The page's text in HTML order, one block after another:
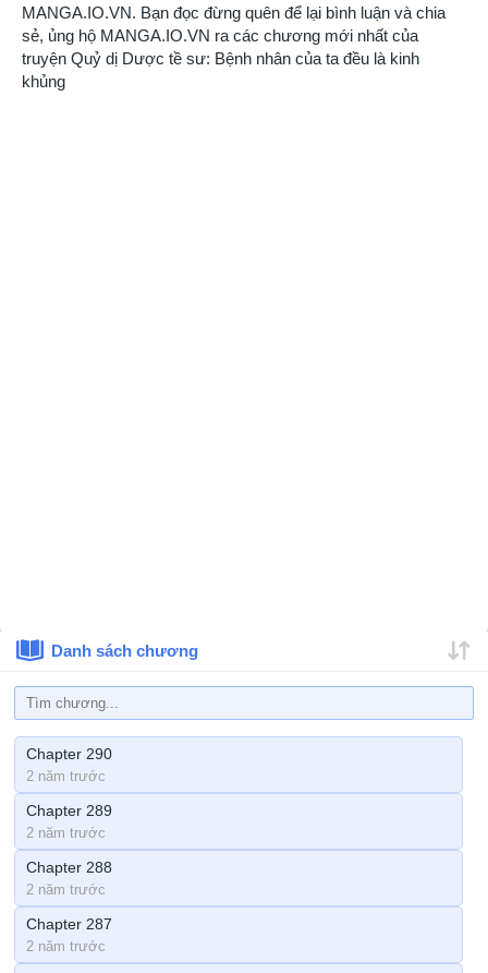
MANGA.IO.VN. Bạn đọc đừng quên để lại bình luận và chia
sẻ, ủng hộ MANGA.IO.VN ra các chương mới nhất của
truyện Quỷ dị Dược tề sư: Bệnh nhân của ta đều là kinh
khủng
Danh sách chương
Chapter 290
2 năm trước
Chapter 289
2 năm trước
Chapter 288
2 năm trước
Chapter 287
2 năm trước